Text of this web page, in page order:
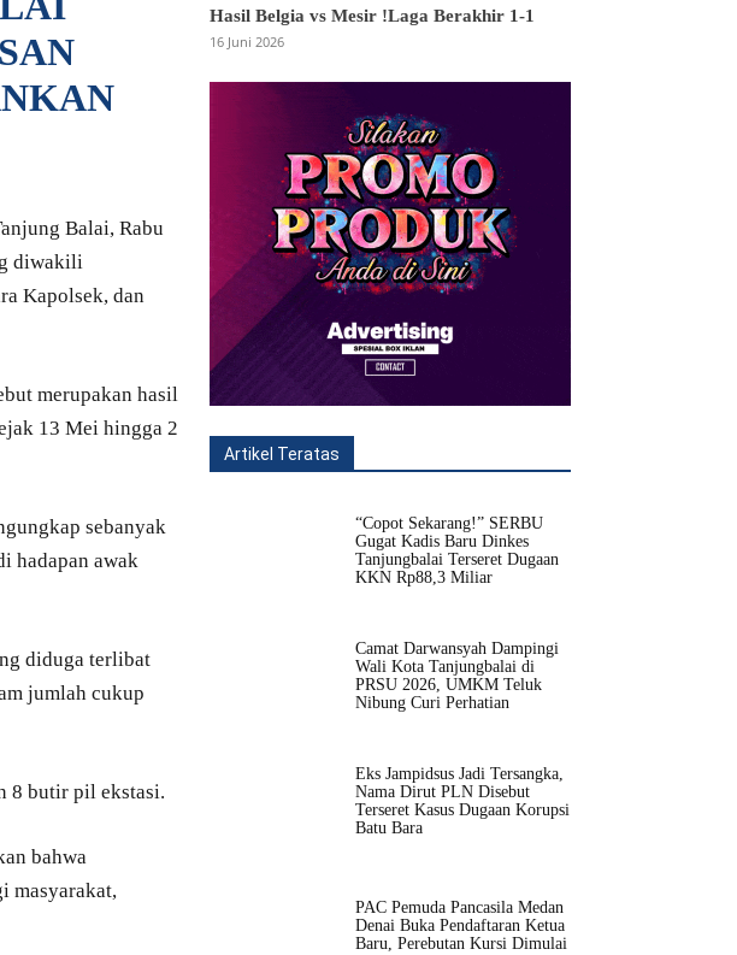
Balai, Rabu
diwakili
Kapolsek, dan
merupakan hasil
13 Mei hingga 2
sebanyak
hadapan awak
diduga terlibat
jumlah cukup
8 butir pil ekstasi.
bahwa
masyarakat,
Hasil Belgia vs Mesir !Laga Berakhir 1-1
16 Juni 2026
Artikel Teratas
All Fitur
“Copot Sekarang!” SERBU
Gugat Kadis Baru Dinkes
Tanjungbalai Terseret Dugaan
KKN Rp88,3 Miliar
Camat Darwansyah Dampingi
Wali Kota Tanjungbalai di
PRSU 2026, UMKM Teluk
Nibung Curi Perhatian
Eks Jampidsus Jadi Tersangka,
Nama Dirut PLN Disebut
Terseret Kasus Dugaan Korupsi
Batu Bara
PAC Pemuda Pancasila Medan
Denai Buka Pendaftaran Ketua
Baru, Perebutan Kursi Dimulai